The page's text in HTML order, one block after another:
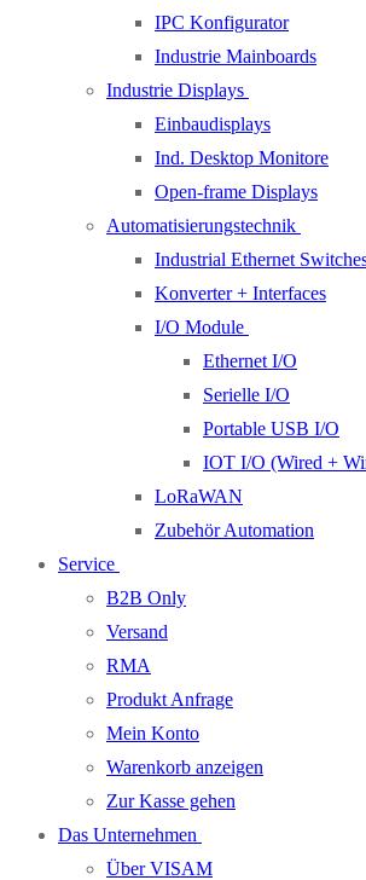
IPC Konfigurator
Industrie Mainboards
Industrie Displays
Einbaudisplays
Ind. Desktop Monitore
Open-frame Displays
Automatisierungstechnik
Industrial Ethernet
Konverter + Interfaces
I/O Module
Ethernet I/O
Serielle I/O
Portable USB I/O
IOT I/O (Wired +
LoRaWAN
Zubehör Automation
Service
B2B Only
Versand
RMA
Produkt Anfrage
Mein Konto
Warenkorb anzeigen
Zur Kasse gehen
Das Unternehmen
Über VISAM